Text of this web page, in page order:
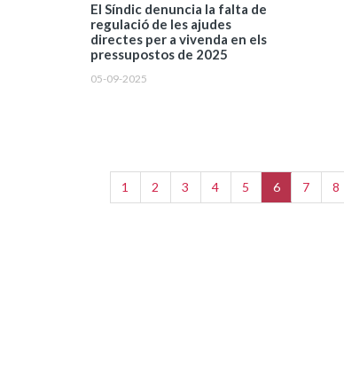
El Síndic denuncia la falta de
regulació de les ajudes
directes per a vivenda en els
pressupostos de 2025
05-09-2025
1 2 3 4 5 6 7 8